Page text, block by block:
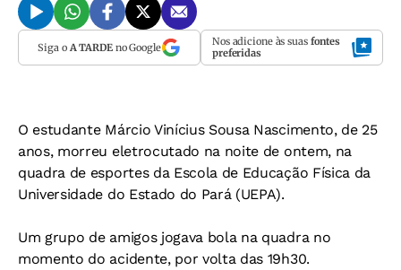
Siga o A TARDEno Google Nos adicione às suas fontes
preferidas
O estudante Márcio Vinícius Sousa Nascimento, de 25
anos, morreu eletrocutado na noite de ontem, na
quadra de esportes da Escola de Educação Física da
Universidade do Estado do Pará (UEPA).
Um grupo de amigos jogava bola na quadra no
momento do acidente, por volta das 19h30.